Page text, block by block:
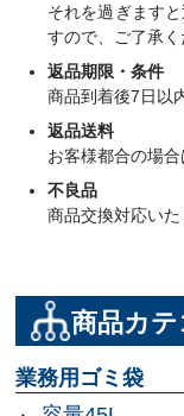
それを過ぎます
すので、ご了承く
返品期限・条件
商品到着後7日以
返品送料
お客様都合の場合
不良品
商品交換対応いた
商品カ
業務用ゴミ袋